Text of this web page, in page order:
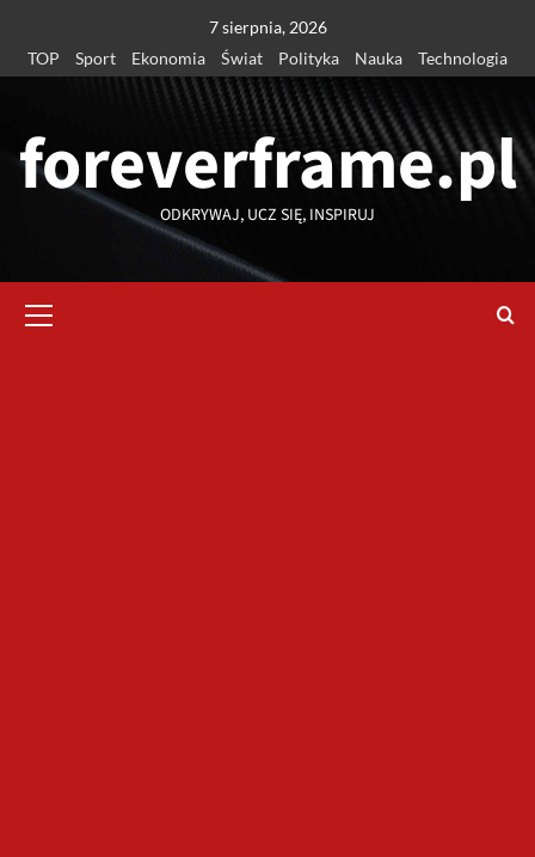
treści
7 sierpnia, 2026
TOP
Sport Ekonomia Świat Polityka Nauka Technologia
foreverframe.pl
ODKRYWAJ, UCZ SIĘ, INSPIRUJ
główne